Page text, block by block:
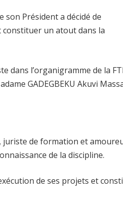
son Président a décidé de
constituer un atout dans la
dans l’organigramme de la
GADEGBEKU Akuvi
juriste de formation et
de la discipline.
de ses projets et